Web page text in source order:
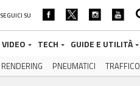
SEGUICI SU
VIDEO TECH GUIDE E UTILITÀ
RENDERING PNEUMATICI TRAFFICO